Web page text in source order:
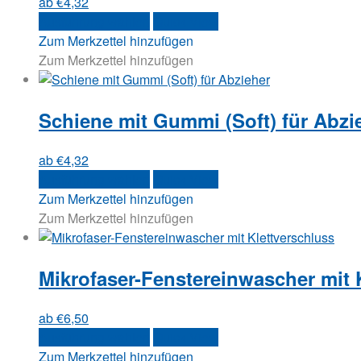
können
auf
der
Produktseite
werden
Produkt
weist
mehrere
auf.
Die
können
auf
der
Produktseite
werden
Zum Merkzettel hinzufügen
Zum Merkzettel hinzufügen
Schiene mit Gummi (Soft) für
ab€4,32
Produkt
weist
mehrere
auf.
Die
können
auf
Zum Merkzettel hinzufügen
Zum Merkzettel hinzufügen
Mikrofaser-Fenstereinwascher mit
ab€6,50
Produkt
Zum Merkzettel hinzufügen